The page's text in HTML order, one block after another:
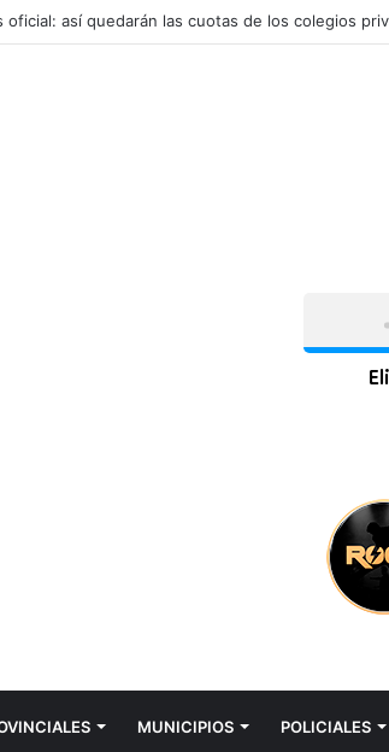
oficial: así quedarán las cuotas de los colegios
MUNICIPIOS POLICIALES